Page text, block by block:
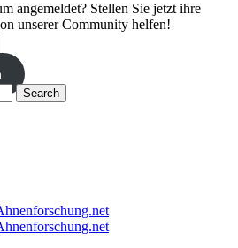
angemeldet? Stellen Sie jetzt ihre
unserer Community helfen!
Search